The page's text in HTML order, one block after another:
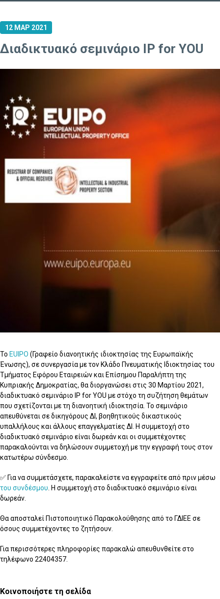
12 ΜΑΡ 2021
Διαδικτυακό σεμινάριο IP for YOU
Το EUIPO (Γραφείο διανοητικής ιδιοκτησίας της Ευρωπαϊκής
Ένωσης), σε συνεργασία με τον Κλάδο Πνευματικής Ιδιοκτησίας του
Τμήματος Εφόρου Εταιρειών και Επίσημου Παραλήπτη της
Κυπριακής Δημοκρατίας, θα διοργανώσει στις 30 Μαρτίου 2021,
διαδικτυακό σεμινάριο IP for YOU με στόχο τη συζήτηση θεμάτων
που σχετίζονται με τη διανοητική ιδιοκτησία. Το σεμινάριο
απευθύνεται σε δικηγόρους ΔΙ, βοηθητικούς δικαστικούς
υπαλλήλους και άλλους επαγγελματίες ΔΙ. Η συμμετοχή στο
διαδικτυακό σεμινάριο είναι δωρεάν και οι συμμετέχοντες
παρακαλούνται να δηλώσουν συμμετοχή με την εγγραφή τους στον
κατωτέρω σύνδεσμο.
✅ Για να συμμετάσχετε, παρακαλείστε να εγγραφείτε από πριν μέσω
του συνδέσμου . Η συμμετοχή στο διαδικτυακό σεμινάριο είναι
δωρεάν.
Θα αποσταλεί Πιστοποιητικό Παρακολούθησης από το ΓΔΙΕΕ σε
όσους συμμετέχοντες το ζητήσουν.
Για περισσότερες πληροφορίες παρακαλώ απευθυνθείτε στο
τηλέφωνο 22404357.
Κοινοποιήστε τη σελίδα